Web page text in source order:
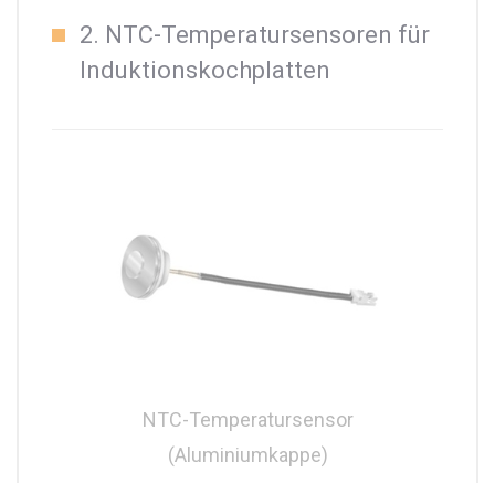
2. NTC-Temperatursensoren für
Induktionskochplatten
NTC-Temperatursensor
(Aluminiumkappe)